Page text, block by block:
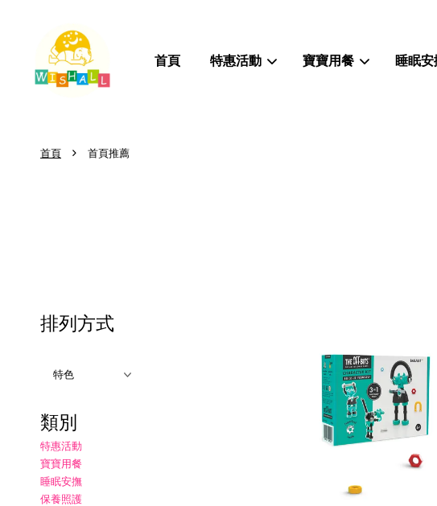
首頁 特惠活動 寶寶用餐 睡眠安
首頁 › 首頁推薦
排列方式
類別
特惠活動
寶寶用餐
睡眠安撫
保養照護